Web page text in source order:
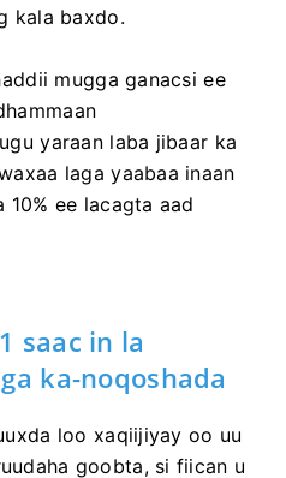
kala baxdo.
mugga ganacsi ee
yaraan laba jibaar ka
laga yaabaa inaan
ee lacagta aad
saac in la
ka-noqoshada
loo xaqiijiyay oo uu
goobta, si fiican u